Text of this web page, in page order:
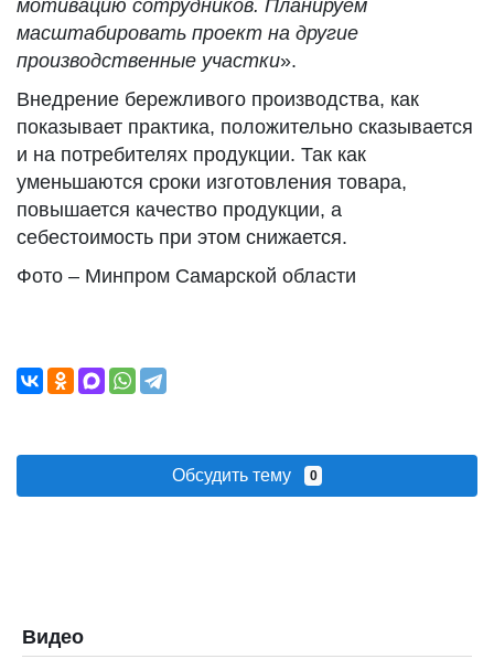
мотивацию сотрудников. Планируем
масштабировать проект на другие
производственные участки».
Внедрение бережливого производства, как
показывает практика, положительно сказывается
и на потребителях продукции. Так как
уменьшаются сроки изготовления товара,
повышается качество продукции, а
себестоимость при этом снижается.
Фото – Минпром Самарской области
Обсудить тему 0
Видео